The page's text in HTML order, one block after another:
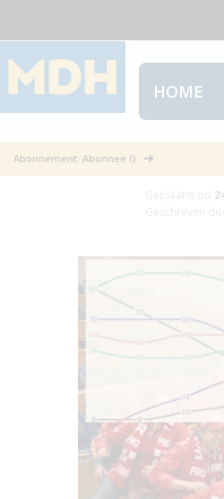
HOME
Abonnement: Abonnee ()